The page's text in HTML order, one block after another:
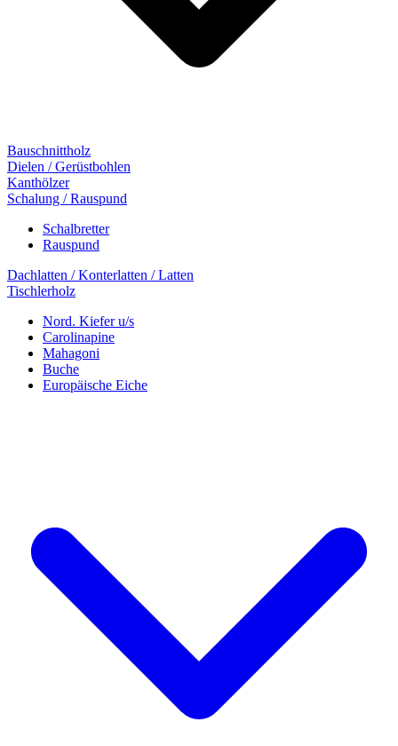
Bauschnittholz
Dielen / Gerüstbohlen
Kanthölzer
Schalung / Rauspund
Schalbretter
Rauspund
Dachlatten / Konterlatten / Latten
Tischlerholz
Nord. Kiefer u/s
Carolinapine
Mahagoni
Buche
Europäische Eiche